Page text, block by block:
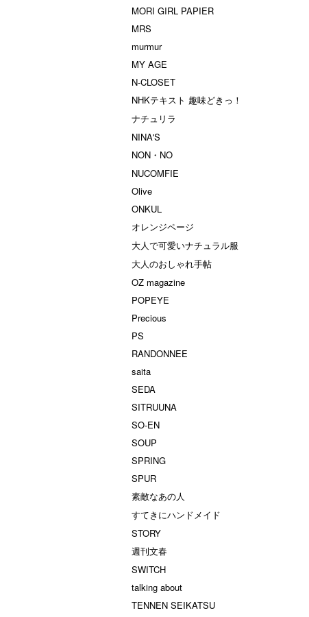
MORI GIRL PAPIER
MRS
murmur
MY AGE
N-CLOSET
NHKテキスト 趣味どきっ！
ナチュリラ
NINA'S
NON・NO
NUCOMFIE
Olive
ONKUL
オレンジページ
大人で可愛いナチュラル服
大人のおしゃれ手帖
OZ magazine
POPEYE
Precious
PS
RANDONNEE
saita
SEDA
SITRUUNA
SO-EN
SOUP
SPRING
SPUR
素敵なあの人
すてきにハンドメイド
STORY
週刊文春
SWITCH
talking about
TENNEN SEIKATSU